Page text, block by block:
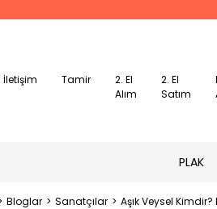
İletişim Tamir
2. El
Alım
2. El
Satım
PLAK
Bloglar Sanatçılar Aşık Veysel